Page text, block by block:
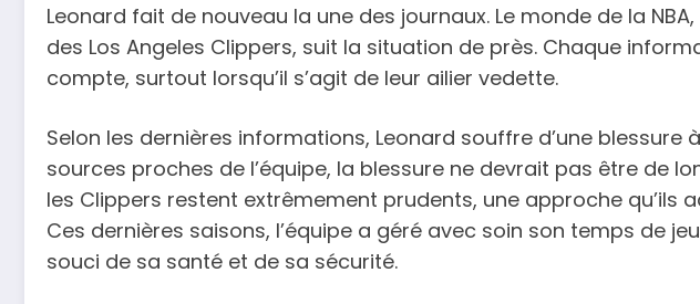
Leonard fait de nouveau la une des journaux. Le monde de la
des Los Angeles Clippers, suit la situation de près. Chaque
compte, surtout lorsqu’il s’agit de leur ailier vedette.
Selon les dernières informations, Leonard souffre d’une blessure
sources proches de l’équipe, la blessure ne devrait pas être de
les Clippers restent extrêmement prudents, une approche qu’ils
Ces dernières saisons, l’équipe a géré avec soin son temps de
souci de sa santé et de sa sécurité.